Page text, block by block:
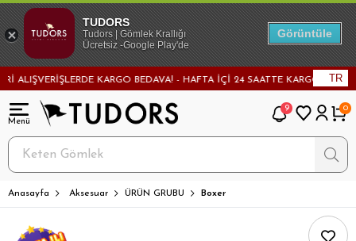
KARGO BEDAVA! - HAFTA İÇİ 24 SAATTE KARGODA! - TR
9 0
Anasayfa Aksesuar ÜRÜN GRUBU Boxer
TUDORS
Tudors | Gömlek Krallığı
Ücretsiz -Google Play'de
Görüntüle